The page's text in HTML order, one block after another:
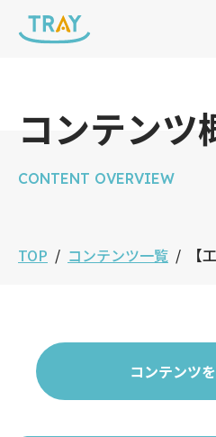
コンテンツ
CONTENT OVERVIEW
TOP コンテンツ一覧 【
コンテンツ